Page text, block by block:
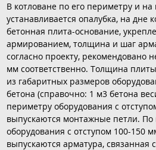
В котловане по его периметру и на
устанавливается опалубка, на дне
бетонная плита-основание,
армированием, толщина и шаг
согласно проекту, рекомендовано
мм соответственно. Толщина
из габаритных размеров
бетона (справочно: 1 м3 бетона
периметру оборудования с
выпускаются монтажные петли. По
оборудования с отступом 100-150
выпускаются арматура, связанная